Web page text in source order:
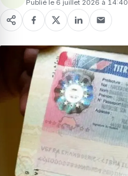
Publié le 6 juillet 2026 à 14:40